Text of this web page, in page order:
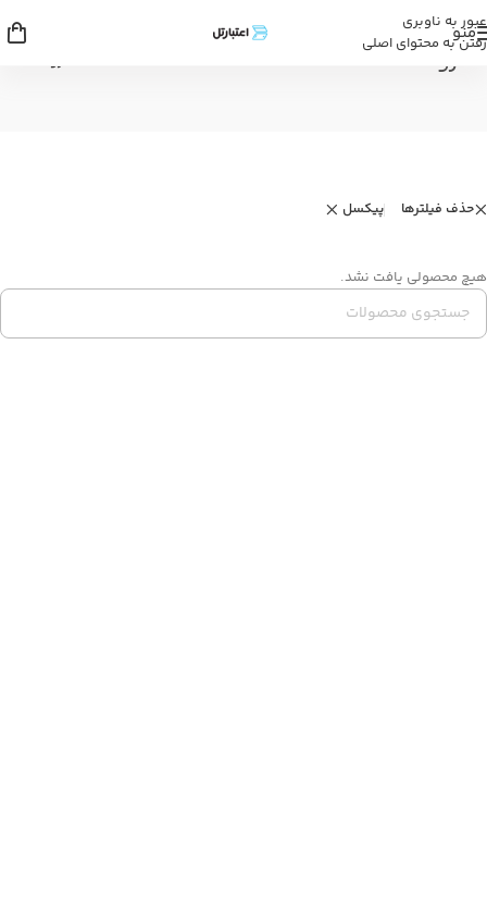
عبور به ناوبری
رفتن به محتوای اصلی
منو
فروشگاه فروشگاه
حذف فیلترها پیکسل
هیچ محصولی یافت نشد.